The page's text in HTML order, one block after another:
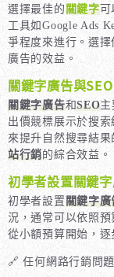
選擇最佳的關鍵字可
工具如Google Ads
爭程度來進行。選
廣告的效益。
關鍵字廣告與
關鍵字廣告和SEO主
出價競標展示於搜
來提升自然搜尋結
站行銷的綜合效益。
初學者設置關鍵
初學者設置關鍵字廣
況，通常可以依照
從小額預算開始，逐
🔗 任何網路行銷問